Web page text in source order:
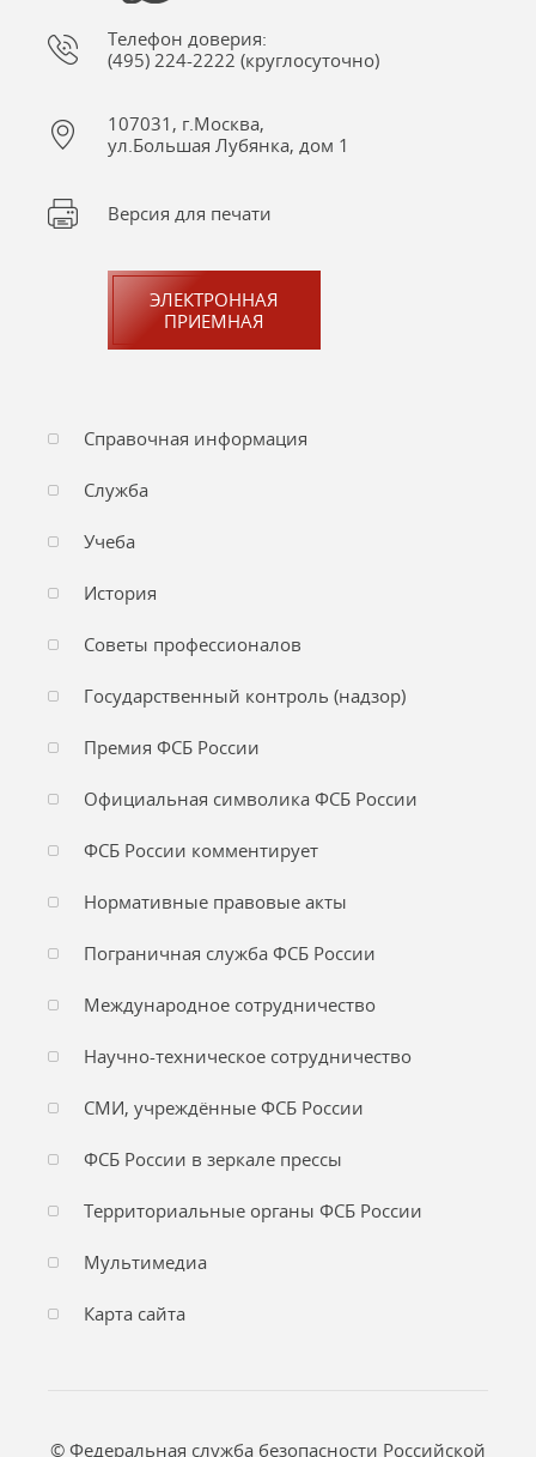
Телефон доверия:
(495) 224-2222 (круглосуточно)
107031, г.Москва,
ул.Большая Лубянка, дом 1
Версия для печати
ЭЛЕКТРОННАЯ
ПРИЕМНАЯ
Справочная информация
Служба
Учеба
История
Советы профессионалов
Государственный контроль (надзор)
Премия ФСБ России
Официальная символика ФСБ России
ФСБ России комментирует
Нормативные правовые акты
Пограничная служба ФСБ России
Международное сотрудничество
Научно-техническое сотрудничество
СМИ, учреждённые ФСБ России
ФСБ России в зеркале прессы
Территориальные органы ФСБ России
Мультимедиа
Карта сайта
© Федеральная служба безопасности Российской